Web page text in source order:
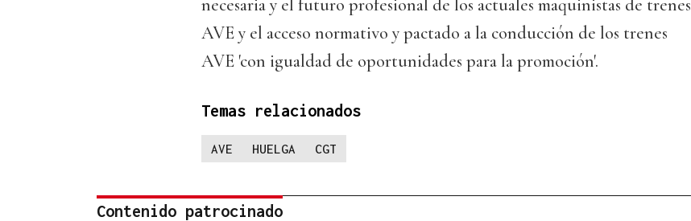
necesaria y el futuro profesional de los actuales maquinistas de trenes
AVE y el acceso normativo y pactado a la conducción de los trenes
AVE 'con igualdad de oportunidades para la promoción'.
Temas relacionados
AVE HUELGA CGT
Contenido patrocinado